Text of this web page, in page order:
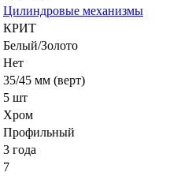
Цилиндровые механизмы
КРИТ
Белый/Золото
Нет
35/45 мм (верт)
5 шт
Хром
Профильный
3 года
7